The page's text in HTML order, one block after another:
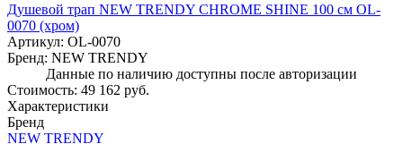
Душевой трап NEW TRENDY CHROME SHINE 100 см OL-
0070 (хром)
Артикул: OL-0070
Бренд: NEW TRENDY
Данные по наличию доступны после авторизации
Стоимость: 49 162 руб.
Характеристики
Бренд
NEW TRENDY